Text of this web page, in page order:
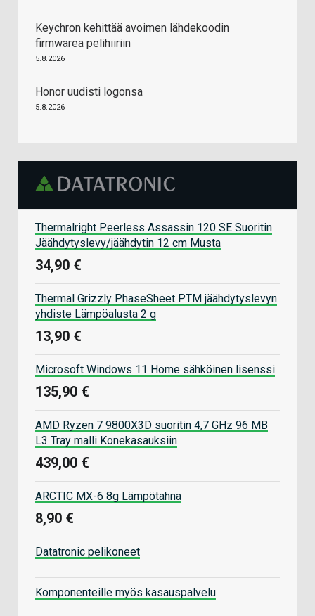
Keychron kehittää avoimen lähdekoodin
firmwarea pelihiiriin
5.8.2026
Honor uudisti logonsa
5.8.2026
Thermalright Peerless Assassin 120 SE Suoritin
Jäähdytyslevy/jäähdytin 12 cm Musta
34,90 €
Thermal Grizzly PhaseSheet PTM jäähdytyslevyn
yhdiste Lämpöalusta 2 g
13,90 €
Microsoft Windows 11 Home sähköinen lisenssi
135,90 €
AMD Ryzen 7 9800X3D suoritin 4,7 GHz 96 MB
L3 Tray malli Konekasauksiin
439,00 €
ARCTIC MX-6 8g Lämpötahna
8,90 €
Datatronic pelikoneet
Komponenteille myös kasauspalvelu